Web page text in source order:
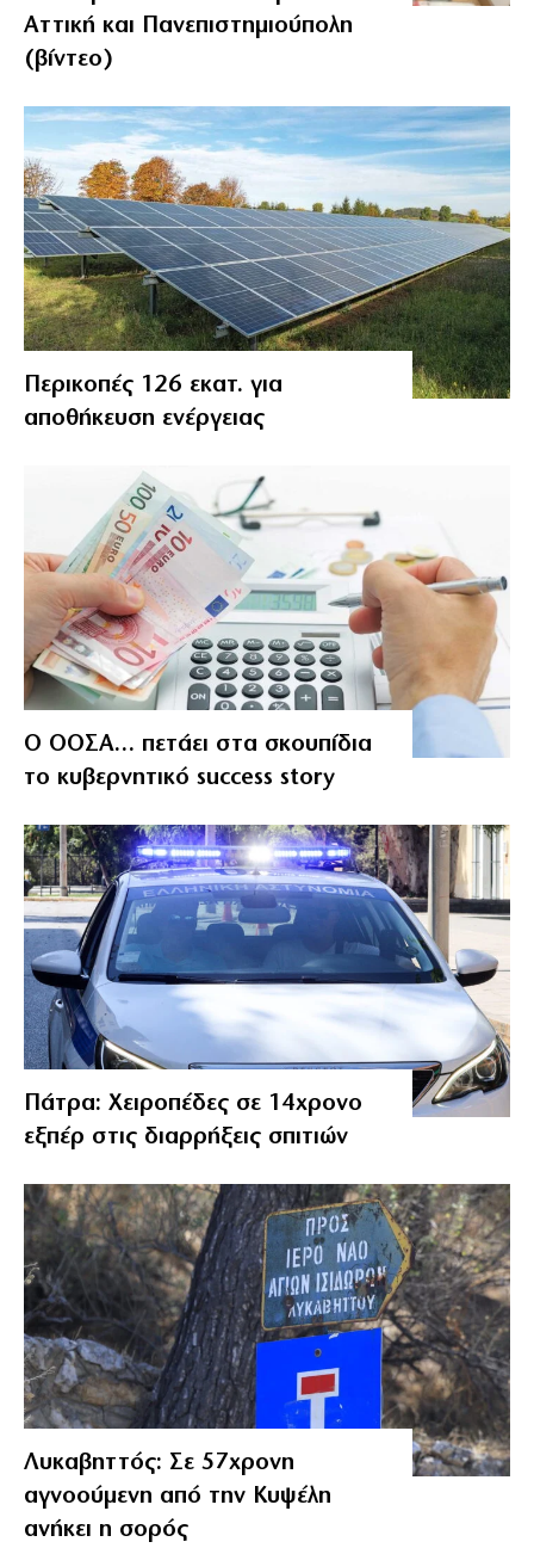
Αττική και Πανεπιστημιούπολη
(βίντεο)
Περικοπές 126 εκατ. για
αποθήκευση ενέργειας
Ο ΟΟΣΑ… πετάει στα σκουπίδια
το κυβερνητικό success story
Πάτρα: Χειροπέδες σε 14χρονο
εξπέρ στις διαρρήξεις σπιτιών
Λυκαβηττός: Σε 57χρονη
αγνοούμενη από την Κυψέλη
ανήκει η σορός